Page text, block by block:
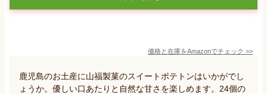
価格と在庫をAmazonでチェック >>
鹿児島のお土産に山福製菓のスイートポテトンはいかがでし
ょうか。優しい口あたりと自然な甘さを楽しめます。24個の